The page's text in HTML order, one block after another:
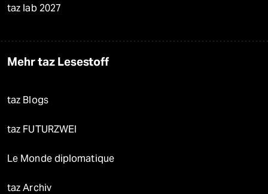
taz lab 2027
Mehr taz Lesestoff
taz Blogs
taz FUTURZWEI
Le Monde diplomatique
taz Archiv